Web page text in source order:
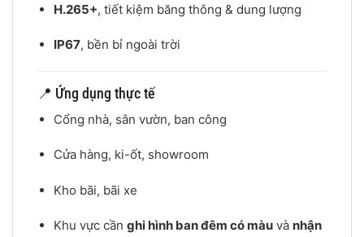
H.265+, tiết kiệm băng thông & dung lượng
IP67, bền bỉ ngoài trời
📍 Ứng dụng thực tế
Cổng nhà, sân vườn, ban công
Cửa hàng, ki-ốt, showroom
Kho bãi, bãi xe
Khu vực cần ghi hình ban đêm có màuvà nhận